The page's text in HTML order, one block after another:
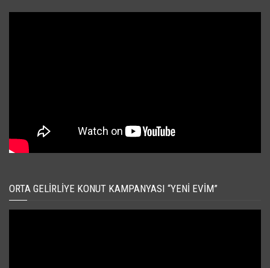
ORTA GELIRLIYE KONUT KAMPANYASI “YENI EVIM”